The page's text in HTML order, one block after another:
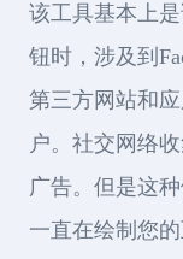
该工具基本上
钮时，涉及到
第三方网站和
户。社交网络
广告。但是这
一直在绘制您